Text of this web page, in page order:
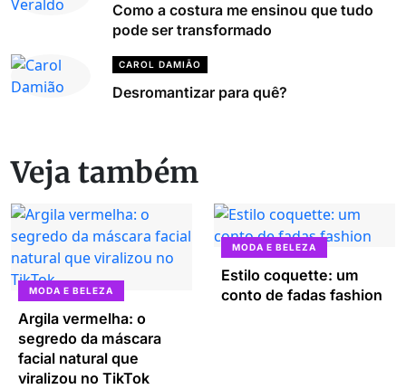
Como a costura me ensinou que tudo
pode ser transformado
CAROL DAMIÃO
Desromantizar para quê?
Veja também
MODA E BELEZA
Argila vermelha: o
segredo da máscara
facial natural que
viralizou no TikTok
MODA E BELEZA
Estilo coquette: um
conto de fadas fashion